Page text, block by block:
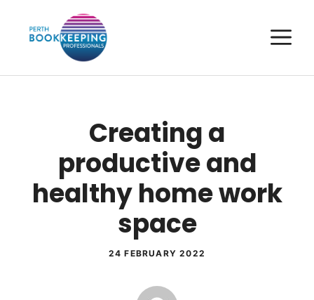
Creating a
productive and
healthy home work
space
24 FEBRUARY 2022